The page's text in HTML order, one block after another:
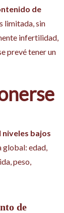
de
limitada, sin
infertilidad,
prevé tener un
niveles bajos
edad,
peso,
de